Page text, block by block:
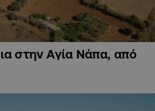
στην Αγία Νάπα, από